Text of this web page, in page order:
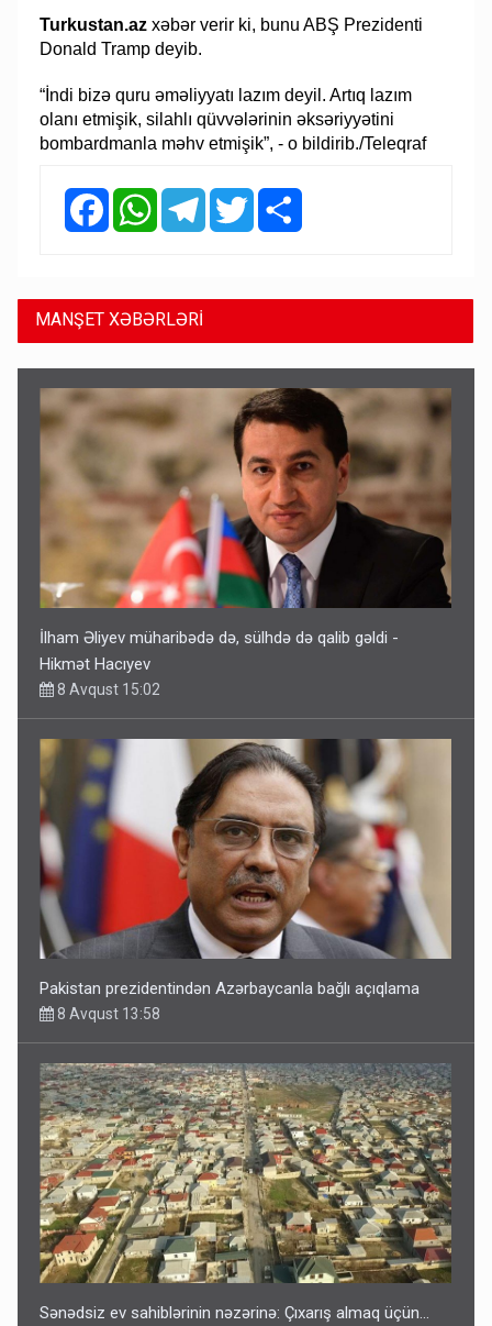
Turkustan.azxəbər verir ki, bunu ABŞ Prezidenti
Donald Tramp deyib.
“İndi bizə quru əməliyyatı lazım deyil. Artıq lazım
olanı etmişik, silahlı qüvvələrinin əksəriyyətini
bombardmanla məhv etmişik”, - o bildirib./Teleqraf
FacebookWhatsAppTelegramTwitter
MANŞET XƏBƏRLƏRİ
İlham Əliyev müharibədə də, sülhdə də qalib gəldi -
Hikmət Hacıyev
8 Avqust 15:02
Pakistan prezidentindən Azərbaycanla bağlı açıqlama
8 Avqust 13:58
Sənədsiz ev sahiblərinin nəzərinə: Çıxarış almaq üçün...